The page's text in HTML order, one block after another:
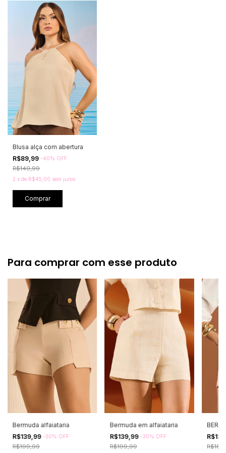
Blusa alça com abertura
R$89,99 -40% OFF
R$149,99
2 x de R$45,00 sem juros
Comprar
Para comprar com esse produto
Bermuda alfaiataria
R$139,99 -30% OFF
R$199,99
Bermuda em alfaiataria
R$139,99 -30% OFF
R$199,99